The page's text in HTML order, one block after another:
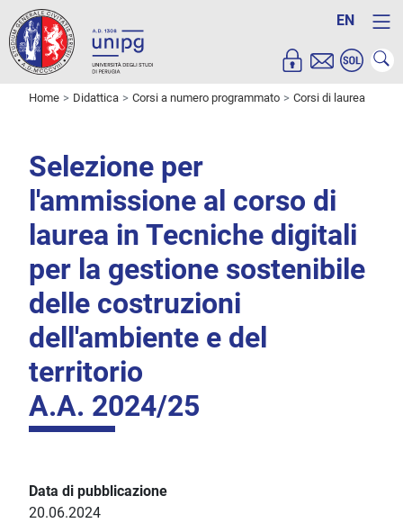
EN
Home Didattica Corsi a numero programmato Corsi di laurea
Selezione per
l'ammissione al corso di
laurea in Tecniche digitali
per la gestione sostenibile
delle costruzioni
dell'ambiente e del
territorio
A.A. 2024/25
Data di pubblicazione
20.06.2024